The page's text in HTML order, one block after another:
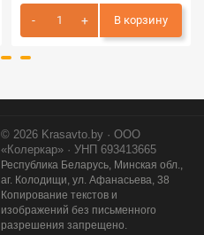
В корзину
© 2026 Krasavto.by · ООО
«Колеркар» · УНП 693413665
Республика Беларусь, Минская обл.,
аг. Колодищи, ул. Афанасьева, 38
Копирование текстов и
изображений без письменного
разрешения запрещено.